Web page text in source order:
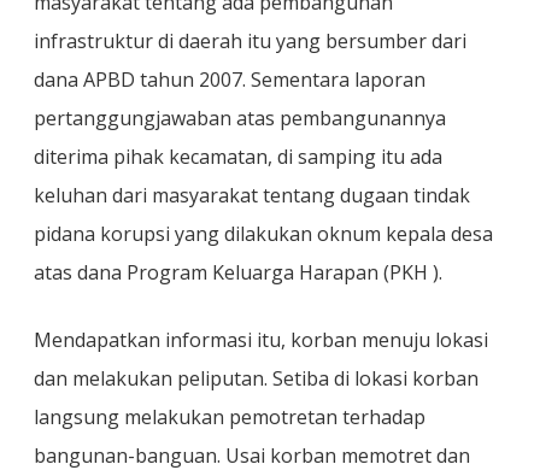
infrastruktur di daerah itu yang bersumber dari
dana APBD tahun 2007. Sementara laporan
pertanggungjawaban atas pembangunannya
diterima pihak kecamatan, di samping itu ada
keluhan dari masyarakat tentang dugaan tindak
pidana korupsi yang dilakukan oknum kepala desa
atas dana Program Keluarga Harapan (PKH ).
Mendapatkan informasi itu, korban menuju lokasi
dan melakukan peliputan. Setiba di lokasi korban
langsung melakukan pemotretan terhadap
bangunan-banguan. Usai korban memotret dan